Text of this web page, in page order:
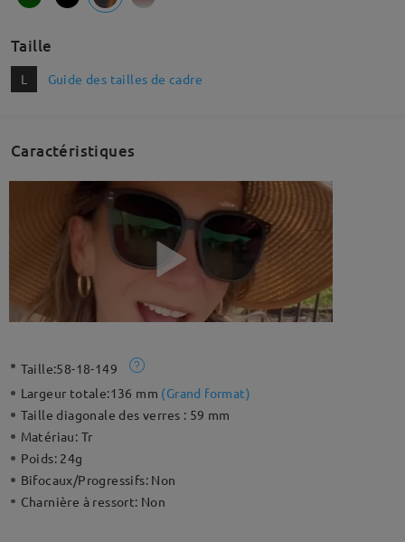
Taille
L Guide des tailles de cadre
Caractéristiques
Taille:58-18-149
Largeur totale:136 mm (Grand format)
Taille diagonale des verres : 59 mm
Matériau: Tr
Poids: 24g
Bifocaux/Progressifs: Non
Charnière à ressort: Non